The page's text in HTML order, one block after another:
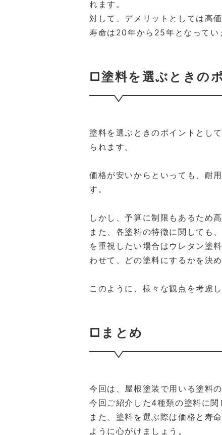
れます。
対して、デメリットとしては高
寿命は20年から25年となってい
□塗料を選ぶときの
塗料を選ぶときのポイントとし
られます。
価格が安いからといっても、耐
す。
しかし、予算に制限もあるため
また、各塗料の特徴に関しても
を重視したい場合はウレタン塗
わせて、どの塗料にするかを決
このように、様々な観点を考慮
□まとめ
今回は、屋根塗装で用いる塗料
今回ご紹介した4種類の塗料に関
また、塗料を選ぶ際は価格と寿
ように心がけましょう。